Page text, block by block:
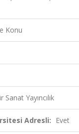
Konu
Yayıncılık
Adresli: Evet